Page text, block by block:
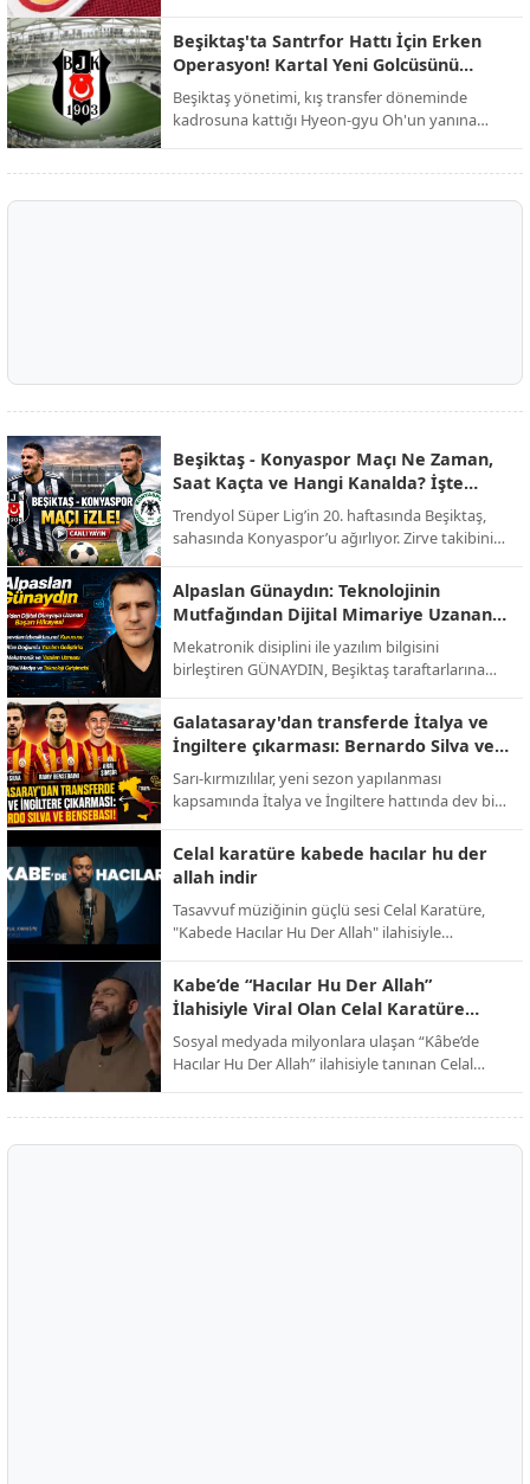
kaldı.
Beşiktaş'ta Santrfor Hattı İçin Erken
Operasyon! Kartal Yeni Golcüsünü
Buldu
Beşiktaş yönetimi, kış transfer döneminde
kadrosuna kattığı Hyeon-gyu Oh'un yanına
Beşiktaş - Konyaspor Maçı Ne Zaman,
Saat Kaçta ve Hangi Kanalda? İşte
Muhtemel 11'ler!
Trendyol Süper Lig’in 20. haftasında Beşiktaş,
sahasında Konyaspor’u ağırlıyor. Zirve takibini
sıralardan uzaklaşmayı hedefleyen yeşil-
beyazlıların randevusu öncesi tüm detaylar belli
oldu.
Alpaslan Günaydın: Teknolojinin
Mutfağından Dijital Mimariye Uzanan
Bir Başarı Hikayesi
Mekatronik disiplini ile yazılım bilgisini
birleştiren GÜNAYDIN, Beşiktaş taraftarlarına
platformunu baştan sona kendi emeğiyle
kodlayarak hayata geçirdi. Tasarımından
altyapısına kadar tüm teknik süreci üstlenen
Alpaslan Günaydın, dijital medya ve yazılım
alanında üretmeye devam ediyor.
Galatasaray'dan transferde İtalya ve
İngiltere çıkarması: Bernardo Silva ve
Bensebaini bombası!
Sarı-kırmızılılar, yeni sezon yapılanması
kapsamında İtalya ve İngiltere hattında dev bir
yürüttüğü görüşmelerde dünya yıldızları
masada.
Celal karatüre kabede hacılar hu der
allah indir
Tasavvuf müziğinin güçlü sesi Celal Karatüre,
"Kabede Hacılar Hu Der Allah" ilahisiyle
atmosferine davet ederken, eser dijital
platformlarda paylaşım rekorları kırmaya devam
ediyor.
Kabe’de “Hacılar Hu Der Allah”
İlahisiyle Viral Olan Celal Karatüre
Kimdir?
Sosyal medyada milyonlara ulaşan “Kâbe’de
Hacılar Hu Der Allah” ilahisiyle tanınan Celal